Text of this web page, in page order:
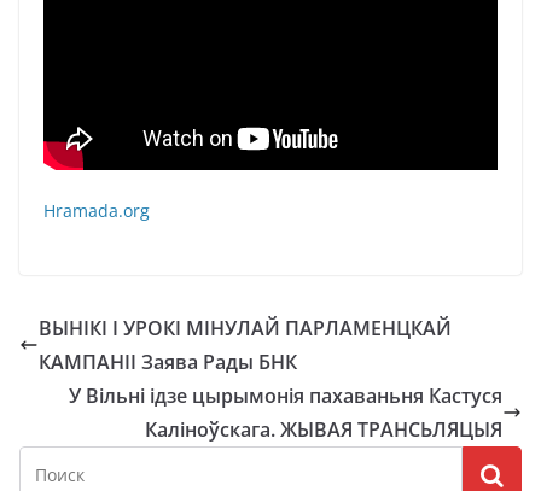
Hramada.org
ВЫНІКІ І УРОКІ МІНУЛАЙ ПАРЛАМЕНЦКАЙ
КАМПАНІІ Заява Рады БНК
У Вільні ідзе цырымонія пахаваньня Кастуся
Каліноўскага. ЖЫВАЯ ТРАНСЬЛЯЦЫЯ